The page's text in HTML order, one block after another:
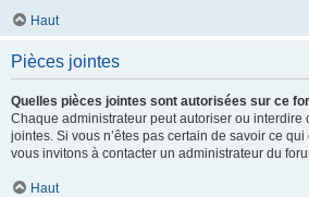
Haut
Pièces jointes
Quelles pièces jointes sont autorisées sur ce
Chaque administrateur peut autoriser ou interdire
jointes. Si vous n’êtes pas certain de savoir ce
vous invitons à contacter un administrateur du
Haut